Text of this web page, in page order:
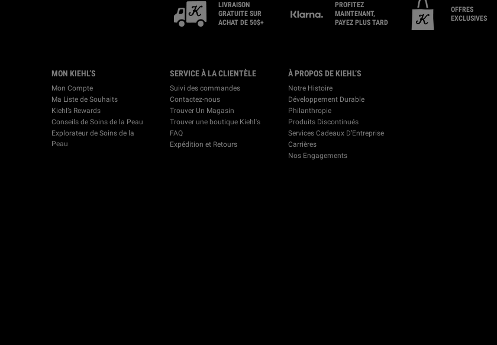
LIVRAISON
GRATUITE SUR
ACHAT DE 50$+
PROFITEZ
MAINTENANT,
PAYEZ PLUS TARD
OFFRES
EXCLUSIVES
MON KIEHL’S
Mon Compte
Ma Liste de Souhaits
Kiehl’s Rewards
Conseils de Soins de la Peau
Explorateur de Soins de la
Peau
SERVICE À LA CLIENTÈLE
Suivi des commandes
Contactez-nous
Trouver Un Magasin
Trouver une boutique Kiehl's
FAQ
Expédition et Retours
À PROPOS DE KIEHL’S
Notre Histoire
Développement Durable
Philanthropie
Produits Discontinués
Services Cadeaux D’Entreprise
Carrières
Nos Engagements